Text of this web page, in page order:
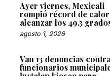
Ayer viernes, Mexicali
rompió récord de
alcanzar los 49.3
agosto 1, 2026
Van 13 denuncias
funcionarios